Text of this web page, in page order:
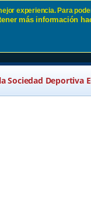
SD
Sociedad Deportiva
experiencia. Para
más información